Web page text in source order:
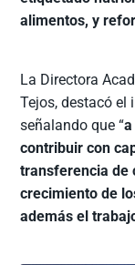
alimentos, y
La Directora
Tejos, destacó el
señalando que “
contribuir con
transferencia de
crecimiento de
además el